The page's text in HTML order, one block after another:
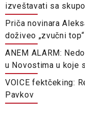
izveštavati sa
Priča novinara
doživeo „zvučni top“
ANEM ALARM:
u Novostima u koje
VOICE fektčeking:
Pavkov